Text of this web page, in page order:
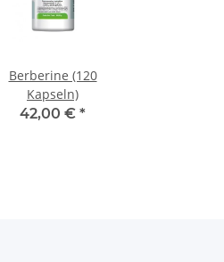
Berberine (120
Kapseln)
42,00 € *